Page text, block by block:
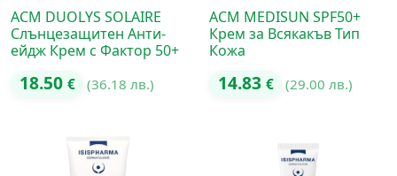
ACM DUOLYS SOLAIRE
Слънцезащитен Анти-
ейдж Крем с Фактор 50+
18.50 € (36.18 лв.)
ACM MEDISUN SPF50+
Крем за Всякакъв Тип
Кожа
14.83 € (29.00 лв.)